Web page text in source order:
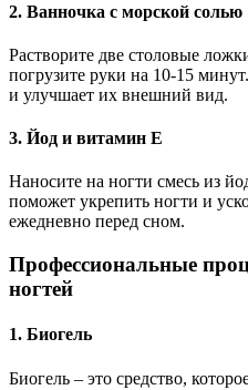
2. Ванночка с морской солью
Растворите две столовые
погрузите руки на 10-15
и улучшает их внешний вид.
3. Йод и витамин E
Наносите на ногти смесь из
поможет укрепить ногти и
ежедневно перед сном.
Профессиональные
ногтей
1. Биогель
Биогель – это средство,